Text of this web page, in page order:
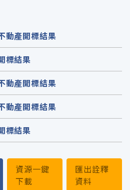
資源一鍵
下載
匯出詮釋
資料
動產開標結果
標結果
動產開標結果
動產開標結果
標結果